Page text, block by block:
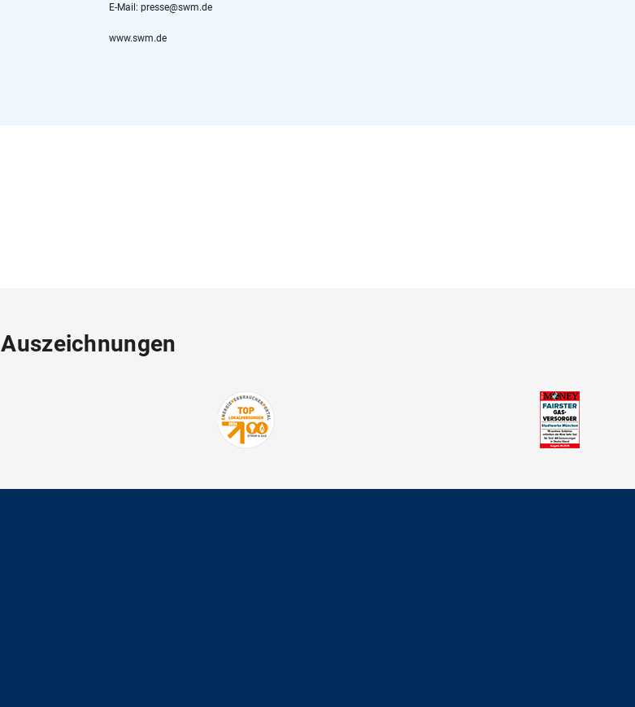
E-Mail: presse@swm.de
www.swm.de
Auszeichnungen